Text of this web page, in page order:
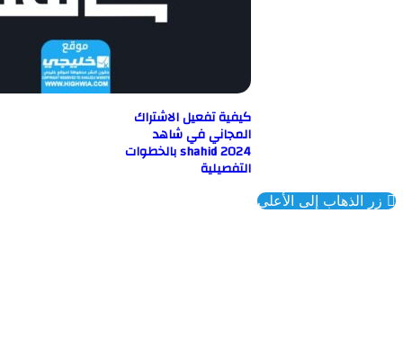
كيفية تفعيل الاشتراك
المجاني في شاهد
shahid 2024 بالخطوات
التفصيلية
إلى الأعلى